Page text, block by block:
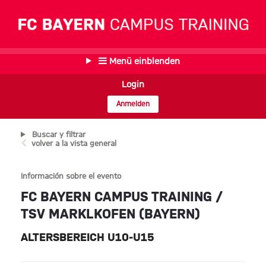
Menü einblenden
Login
Anmelden
Buscar y filtrar
volver a la vista general
Información sobre el evento
FC BAYERN CAMPUS TRAINING /
TSV MARKLKOFEN (BAYERN)
ALTERSBEREICH U10-U15